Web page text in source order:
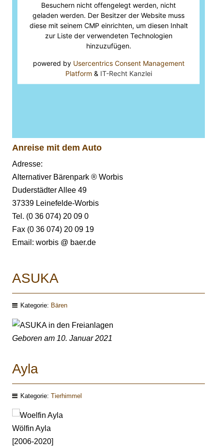
Besuchern nicht offengelegt werden, nicht
geladen werden. Der Besitzer der Website muss
diese mit seinem CMP einrichten, um diesen Inhalt
zur Liste der verwendeten Technologien
hinzuzufügen.
powered by Usercentrics Consent Management
Platform & IT-Recht Kanzlei
Anreise mit dem Auto
Adresse:
Alternativer Bärenpark ® Worbis
Duderstädter Allee 49
37339 Leinefelde-Worbis
Tel. (0 36 074) 20 09 0
Fax (0 36 074) 20 09 19
Email: worbis @ baer.de
ASUKA
Kategorie: Bären
Geboren am 10. Januar 2021
Ayla
Kategorie: Tierhimmel
Wölfin Ayla
[2006-2020]